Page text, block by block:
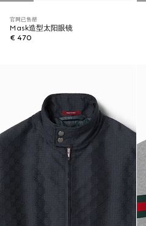
官网已售罄
Mask造型太阳眼镜
€ 470